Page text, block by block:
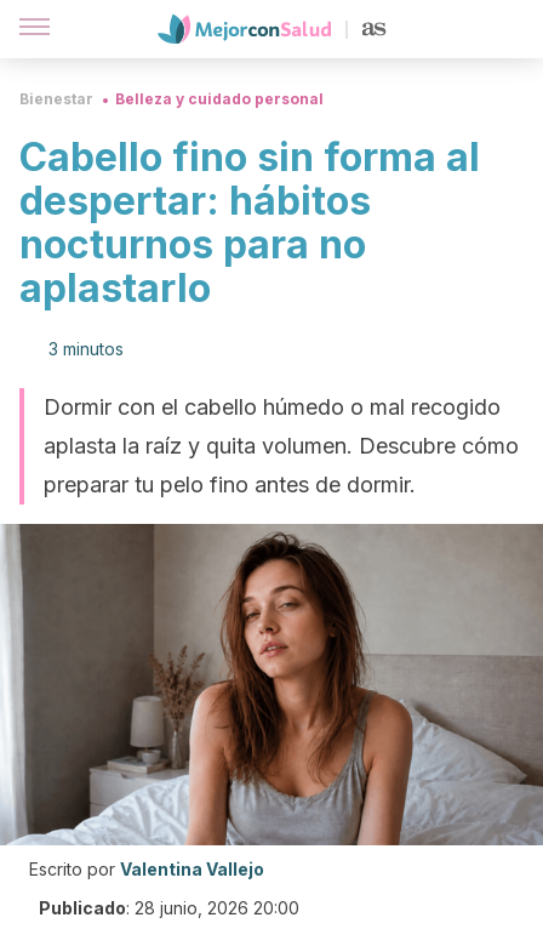
Bienestar Belleza y cuidado personal
Cabello fino sin forma al
despertar: hábitos
nocturnos para no
aplastarlo
3 minutos
Dormir con el cabello húmedo o mal recogido
aplasta la raíz y quita volumen. Descubre cómo
preparar tu pelo fino antes de dormir.
Escrito por Valentina Vallejo
Publicado: 28 junio, 2026 20:00